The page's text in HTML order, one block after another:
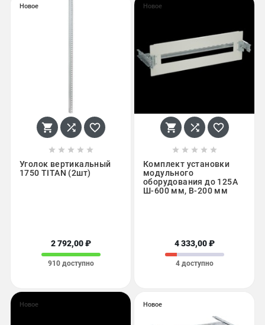
Новое
  
    
Уголок вертикальный
1750 TITAN (2шт)
2 792,00 ₽
910 доступно
Новое
  
    
Комплект установки
модульного
оборудования до 125А
Ш-600 мм, В-200 мм
4 333,00 ₽
4 доступно
Новое Новое